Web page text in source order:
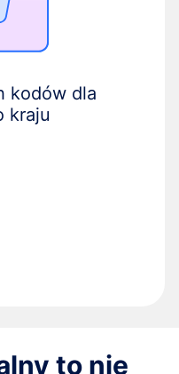
kodów dla
kraju
to nie